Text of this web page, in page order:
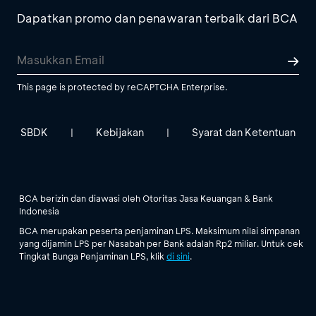
Dapatkan promo dan penawaran terbaik dari BCA
This page is protected by reCAPTCHA Enterprise.
SBDK | Kebijakan | Syarat dan Ketentuan
BCA berizin dan diawasi oleh Otoritas Jasa Keuangan & Bank
Indonesia
BCA merupakan peserta penjaminan LPS. Maksimum nilai simpanan
yang dijamin LPS per Nasabah per Bank adalah Rp2 miliar. Untuk cek
Tingkat Bunga Penjaminan LPS, klik di sini.